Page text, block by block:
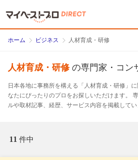
ホーム ビジネス 人材育成・研修
人材育成・研修の専門家・コン
日本各地に事務所を構える「人材育成・研修」
なたにぴったりのプロをお探しいただけます。
ルや取材記事、経歴、サービス内容を掲載してい
11件中